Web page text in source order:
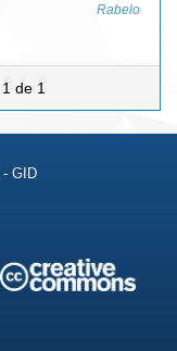
Rabelo
de 1
- GID